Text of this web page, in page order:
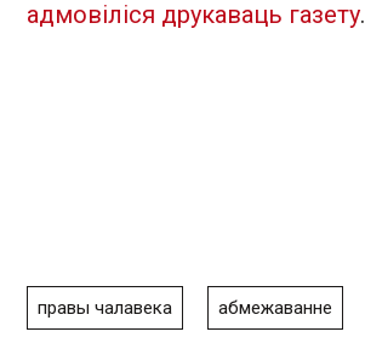
адмовіліся друкаваць газету.
правы чалавека абмежаванне